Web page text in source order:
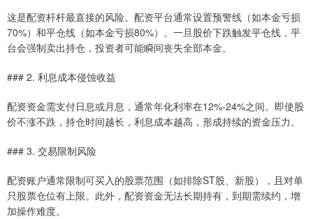
这是配资杆杆最直接的风险。配资平台通常设置预警线（如本金亏损
70%）和平仓线（如本金亏损80%）。一旦股价下跌触发平仓线，平
台会强制卖出持仓，投资者可能瞬间丧失全部本金。
### 2. 利息成本侵蚀收益
配资资金需支付日息或月息，通常年化利率在12%-24%之间。即使股
价不涨不跌，持仓时间越长，利息成本越高，形成持续的资金压力。
### 3. 交易限制风险
配资账户通常限制可买入的股票范围（如排除ST股、新股），且对单
只股票仓位有上限。此外，配资资金无法长期持有，到期需续约，增
加操作难度。